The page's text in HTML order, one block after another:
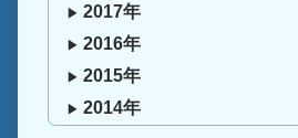
2017年
2016年
2015年
2014年